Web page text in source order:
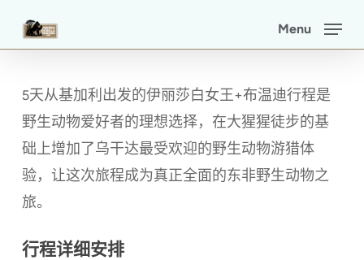
content
Menu
5天从基加利出发的伊丽莎白女王+布温迪行程是
野生动物爱好者的理想选择，在大猩猩徒步的基
础上增加了乌干达最受欢迎的野生动物游猎体
验，让这次旅程成为真正全面的东非野生动物之
旅。
行程详细安排